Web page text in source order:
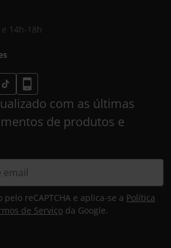
14h-18h
com as últimas
de produtos e
reCAPTCHA e aplica-se a Política
de Serviço da Google.